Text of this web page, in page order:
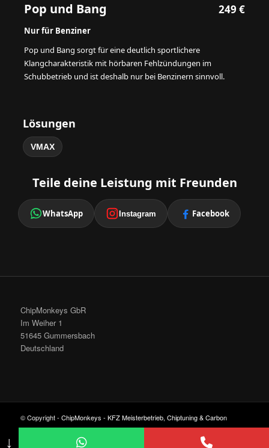
Pop und Bang 249 €
Nur für Benziner
Pop und Bang sorgt für eine deutlich sportlichere
Klangcharakteristik mit hörbaren Fehlzündungen im
Schubbetrieb und ist deshalb nur bei Benzinern sinnvoll.
Lösungen
VMAX
Teile deine Leistung mit Freunden
WhatsApp Instagram Facebook
ChipMonkeys GbR
Im Weiher 1
51645 Gummersbach
Deutschland
© Copyright - ChipMonkeys - KFZ Meisterbetrieb, Chiptuning & Carbon
Cleaning-Enfold Theme by Kriesi
↓